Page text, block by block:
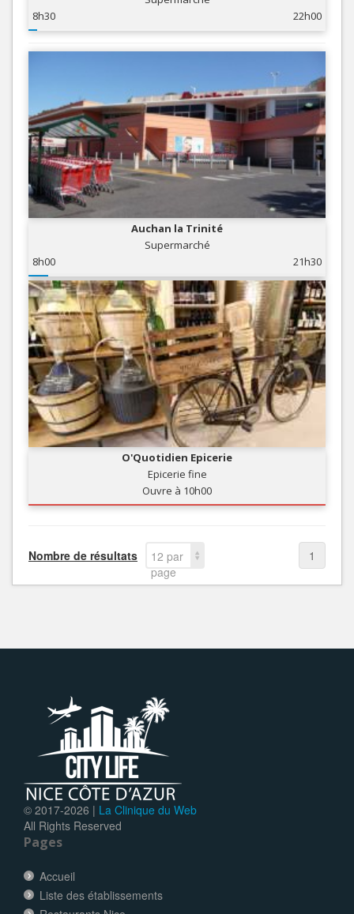
8h30
22h00
Auchan la Trinité
Supermarché
8h00
21h30
O'Quotidien Epicerie
Epicerie fine
Ouvre à 10h00
Nombre de résultats
12 par
page
1
© 2017-2026 | La Clinique du Web
All Rights Reserved
Pages
Accueil
Liste des établissements